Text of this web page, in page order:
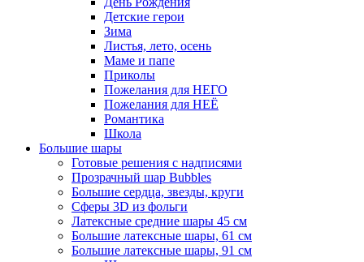
Детские герои
Зима
Листья, лето, осень
Маме и папе
Приколы
Пожелания для НЕГО
Пожелания для НЕЁ
Романтика
Школа
Большие шары
Готовые решения с надписями
Прозрачный шар Bubbles
Большие сердца, звезды, круги
Сферы 3D из фольги
Латексные средние шары 45 см
Большие латексные шары, 61 см
Большие латексные шары, 91 см